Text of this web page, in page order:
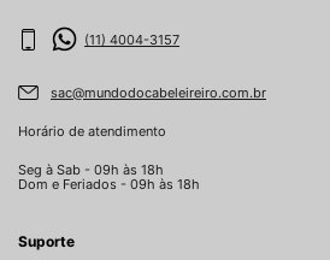
(11) 4004-3157
sac@mundodocabeleireiro.com.br
Horário de atendimento
Seg à Sab - 09h às 18h
Dom e Feriados - 09h às 18h
Suporte